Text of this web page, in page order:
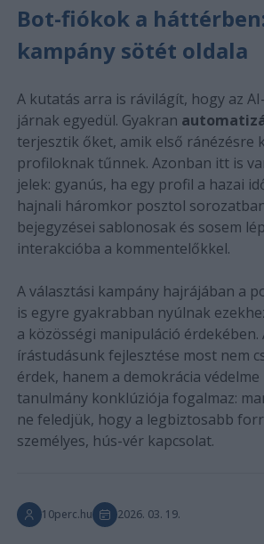
Bot-fiókok a
kampány sötét oldala
A kutatás arra is rávilágít, hogy az
járnak egyedül. Gyakran
terjesztik őket, amik első ránézésre
profiloknak tűnnek. Azonban itt is
jelek: gyanús, ha egy profil a hazai
hajnali háromkor posztol
bejegyzései sablonosak és sosem
interakcióba a kommentelőkkel.
A választási kampány hajrájában a
is egyre gyakrabban nyúlnak
a közösségi manipuláció érdekében.
írástudásunk fejlesztése most nem
érdek, hanem a demokrácia védelme
tanulmány konklúziója fogalmaz:
ne feledjük, hogy a legbiztosabb
személyes, hús-vér kapcsolat.
10perc.hu 2026. 03. 19.